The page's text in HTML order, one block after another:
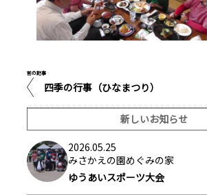
前の記事
四季の行事（ひなまつり）
新しいお知らせ
2026.05.25
みさかえの園めぐみの家
ゆうあいスポーツ大会